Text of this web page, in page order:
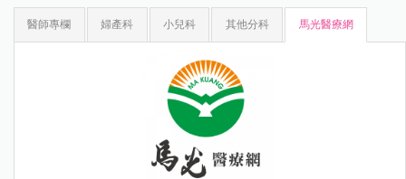
醫師專欄 婦產科 小兒科 其他分科 馬光醫療網